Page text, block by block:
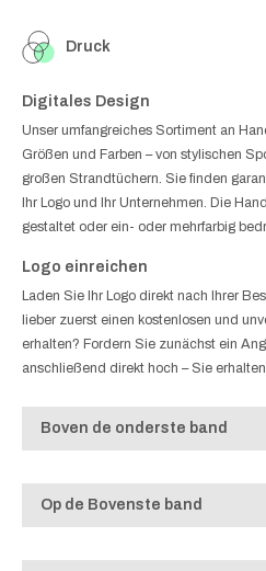
Druck
Digitales Design
Unser umfangreiches Sortiment an
Größen und Farben – von stylischen
großen Strandtüchern. Sie finden
Ihr Logo und Ihr Unternehmen. Die
gestaltet oder ein- oder mehrfarbig
Logo einreichen
Laden Sie Ihr Logo direkt nach Ihrer
lieber zuerst einen kostenlosen und
erhalten? Fordern Sie zunächst ein
anschließend direkt hoch – Sie
Boven de onderste band
Op de Bovenste band